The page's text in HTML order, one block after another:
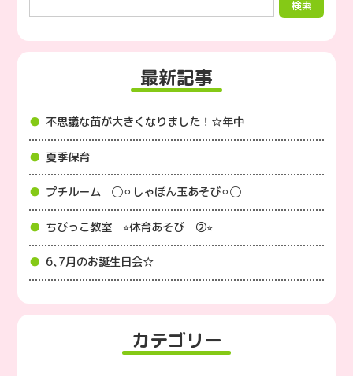
最新記事
不思議な苗が大きくなりました！☆年中
夏季保育
プチルーム ◯⚪︎しゃぼん玉あそび⚪︎◯
ちびっこ教室 ⭐︎体育あそび ②⭐︎
6､7月のお誕生日会☆
カテゴリー